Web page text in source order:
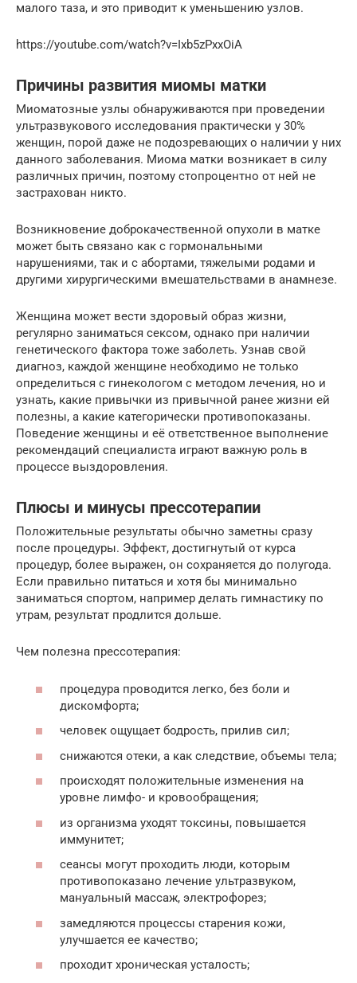
малого таза, и это приводит к уменьшению узлов.
https://youtube.com/watch?v=Ixb5zPxxOiA
Причины развития миомы матки
Миоматозные узлы обнаруживаются при проведении
ультразвукового исследования практически у 30%
женщин, порой даже не подозревающих о наличии у них
данного заболевания. Миома матки возникает в силу
различных причин, поэтому стопроцентно от ней не
застрахован никто.
Возникновение доброкачественной опухоли в матке
может быть связано как с гормональными
нарушениями, так и с абортами, тяжелыми родами и
другими хирургическими вмешательствами в анамнезе.
Женщина может вести здоровый образ жизни,
регулярно заниматься сексом, однако при наличии
генетического фактора тоже заболеть. Узнав свой
диагноз, каждой женщине необходимо не только
определиться с гинекологом с методом лечения, но и
узнать, какие привычки из привычной ранее жизни ей
полезны, а какие категорически противопоказаны.
Поведение женщины и её ответственное выполнение
рекомендаций специалиста играют важную роль в
процессе выздоровления.
Плюсы и минусы прессотерапии
Положительные результаты обычно заметны сразу
после процедуры. Эффект, достигнутый от курса
процедур, более выражен, он сохраняется до полугода.
Если правильно питаться и хотя бы минимально
заниматься спортом, например делать гимнастику по
утрам, результат продлится дольше.
Чем полезна прессотерапия:
процедура проводится легко, без боли и
дискомфорта;
человек ощущает бодрость, прилив сил;
снижаются отеки, а как следствие, объемы тела;
происходят положительные изменения на
уровне лимфо- и кровообращения;
из организма уходят токсины, повышается
иммунитет;
сеансы могут проходить люди, которым
противопоказано лечение ультразвуком,
мануальный массаж, электрофорез;
замедляются процессы старения кожи,
улучшается ее качество;
проходит хроническая усталость;